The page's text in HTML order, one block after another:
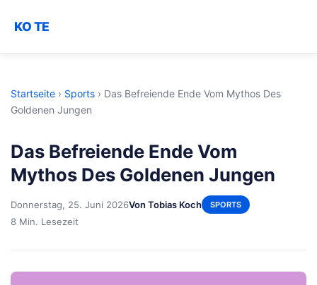
KO TE
Startseite › Sports › Das Befreiende Ende Vom Mythos Des
Goldenen Jungen
Das Befreiende Ende Vom
Mythos Des Goldenen Jungen
Donnerstag, 25. Juni 2026Von Tobias Koch SPORTS
8 Min. Lesezeit